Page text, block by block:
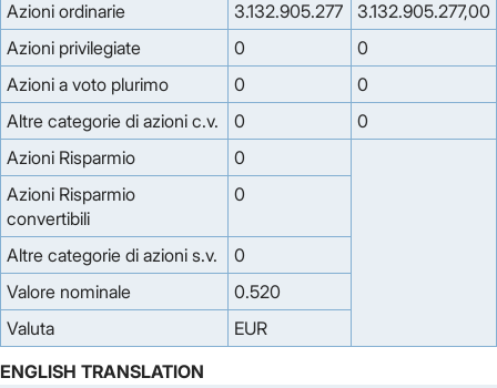
Azioni ordinarie
3.132.905.277
3.132.905.277,00
Azioni privilegiate
0
0
Azioni a voto plurimo
0
0
Altre categorie di azioni c.v.
0
0
Azioni Risparmio
0
Azioni Risparmio
convertibili
0
Altre categorie di azioni s.v.
0
Valore nominale
0.520
Valuta
EUR
ENGLISH TRANSLATION